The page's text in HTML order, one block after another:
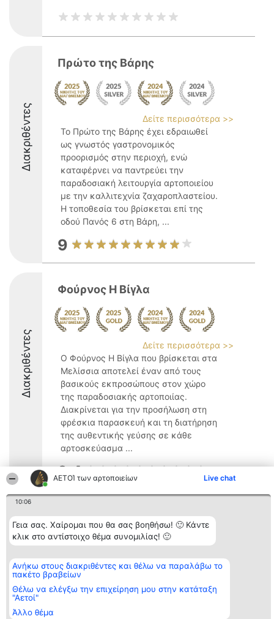
ΑΕΤΟΊ των αρτοποιείων Live chat
10:06
Γεια σας. Χαίρομαι που θα σας βοηθήσω! 🙂 Κάντε
κλικ στο αντίστοιχο θέμα συνομιλίας! 🙂
Ανήκω στους διακριθέντες και θέλω να παραλάβω το
πακέτο βραβείων
Θέλω να ελέγξω την επιχείρηση μου στην κατάταξη
"Αετοί"
Άλλο θέμα
Διακριθέντες
Πρώτο της Βάρης
Δείτε περισσότερα >>
Το Πρώτο της Βάρης έχει εδραιωθεί
ως γνωστός γαστρονομικός
προορισμός στην περιοχή, ενώ
καταφέρνει να παντρεύει την
παραδοσιακή λειτουργία αρτοποιείου
με την καλλιτεχνία ζαχαροπλαστείου.
Η τοποθεσία του βρίσκεται επί της
οδού Πανός 6 στη Βάρη, ...
9
Διακριθέντες
Φούρνος Η Βίγλα
Δείτε περισσότερα >>
Ο Φούρνος Η Βίγλα που βρίσκεται στα
Μελίσσια αποτελεί έναν από τους
βασικούς εκπροσώπους στον χώρο
της παραδοσιακής αρτοποιίας.
Διακρίνεται για την προσήλωση στη
φρέσκια παρασκευή και τη διατήρηση
της αυθεντικής γεύσης σε κάθε
αρτοσκεύασμα ...
9.4
Διοργανωτής της
κατάταξης
BEAUTIFUL COMPANY
Μονοπρόσωπη ΙΚΕ
2104128019
email:
aetoi@beautifulcompany.co
Κατάταξη
Διακριθέντες
Λίστα όλων
των
Μεθοδολογία
Όροι &
ΠΟΛΙΤΙΚΗ
ΑΠΟΡΡΗΤΟΥ
Επικοινωνία
Επικοινωνία